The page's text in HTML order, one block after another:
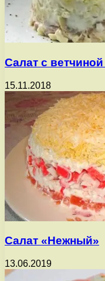
Салат с
15.11.2018
Салат «Нежный»
13.06.2019